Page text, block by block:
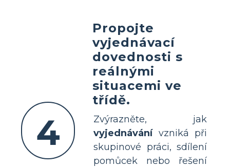
4
Propojte
vyjednávací
dovednosti s
reálnými
situacemi ve
třídě.
Zvýrazněte, jak
vyjednávánívzniká při
skupinové práci, sdílení
pomůcek nebo řešení